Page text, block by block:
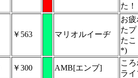
た
￥563 マリオルイーヂ
お
た
た
*)
￥300 AMB[エンブ]
こ
ラ